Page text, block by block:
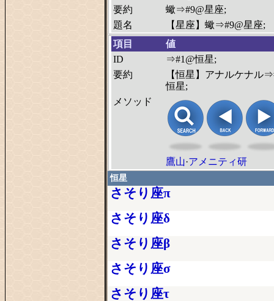
要約
蠍⇒#9@星座;
題名
【星座】蠍⇒#9@星座;
項目
値
ID
⇒#1@恒星;
要約
【恒星】アナルケナル
恒星;
メソッド
鷹山·アメニティ研
恒星
さそり座π
さそり座δ
さそり座β
さそり座σ
さそり座τ